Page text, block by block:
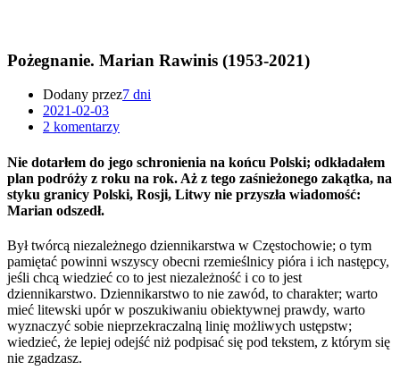
Pożegnanie. Marian Rawinis (1953-2021)
Dodany przez7 dni
2021-02-03
2 komentarzy
Nie dotarłem do jego schronienia na końcu Polski; odkładałem
plan podróży z roku na rok. Aż z tego zaśnieżonego zakątka, na
styku granicy Polski, Rosji, Litwy nie przyszła wiadomość:
Marian odszedł.
Był twórcą niezależnego dziennikarstwa w Częstochowie; o tym
pamiętać powinni wszyscy obecni rzemieślnicy pióra i ich następcy,
jeśli chcą wiedzieć co to jest niezależność i co to jest
dziennikarstwo. Dziennikarstwo to nie zawód, to charakter; warto
mieć litewski upór w poszukiwaniu obiektywnej prawdy, warto
wyznaczyć sobie nieprzekraczalną linię możliwych ustępstw;
wiedzieć, że lepiej odejść niż podpisać się pod tekstem, z którym się
nie zgadzasz.